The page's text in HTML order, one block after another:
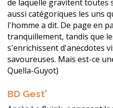
de laquelle gravitent toutes
aussi catégoriques les uns
l'homme a dit. De page en
tranquillement, tandis que
s'enrichissent d'anecdotes
savoureuses. Mais est-ce
Quella-Guyot)
BD Gest'